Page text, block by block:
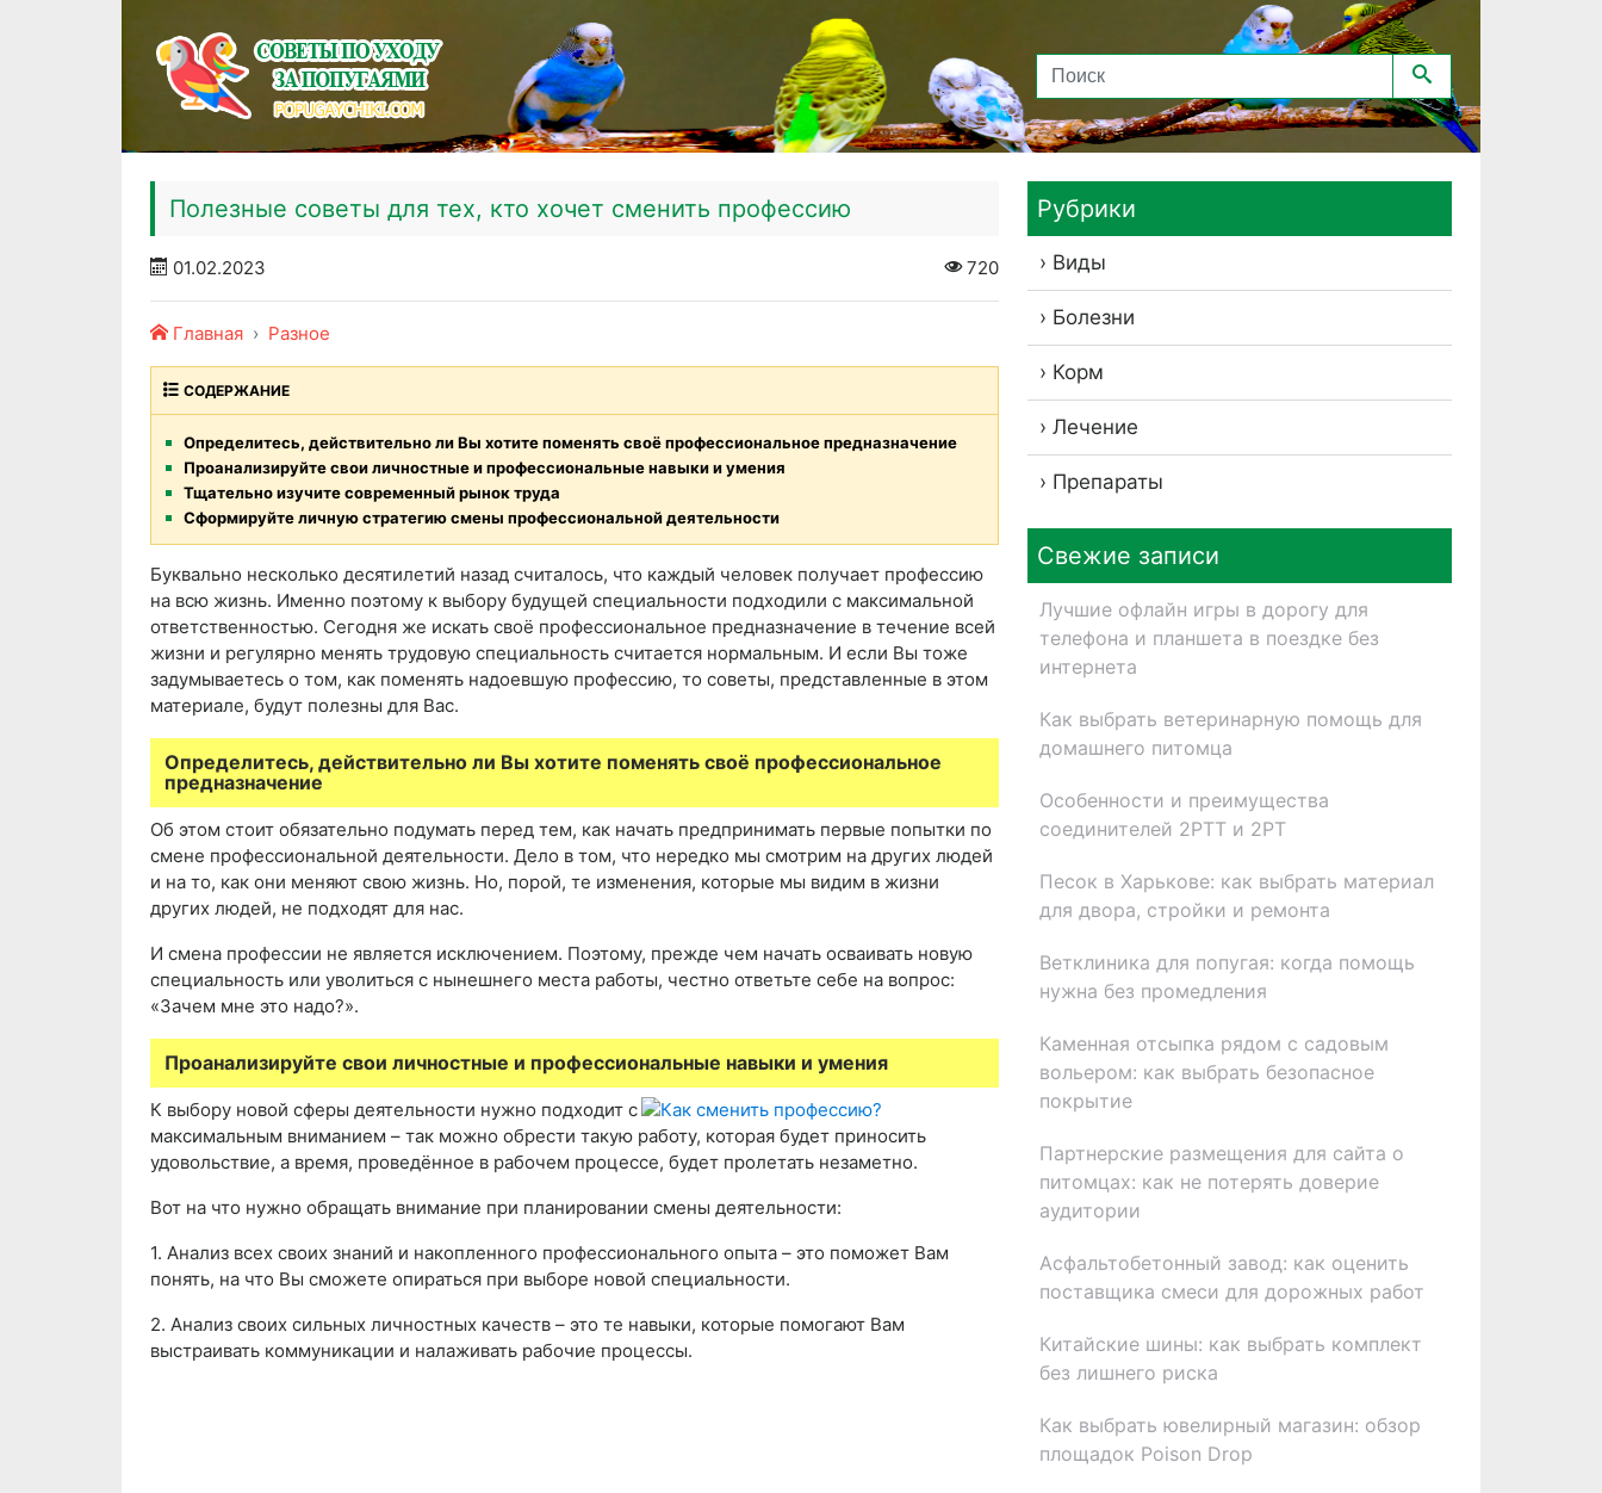
Полезные советы для тех, кто хочет сменить профессию
01.02.2023 720
Главная Разное
СОДЕРЖАНИЕ
Определитесь, действительно ли Вы хотите поменять своё профессиональное предназначение
Проанализируйте свои личностные и профессиональные навыки и умения
Тщательно изучите современный рынок труда
Сформируйте личную стратегию смены профессиональной деятельности
Буквально несколько десятилетий назад считалось, что каждый человек получает профессию
на всю жизнь. Именно поэтому к выбору будущей специальности подходили с максимальной
ответственностью. Сегодня же искать своё профессиональное предназначение в течение всей
жизни и регулярно менять трудовую специальность считается нормальным. И если Вы тоже
задумываетесь о том, как поменять надоевшую профессию, то советы, представленные в этом
материале, будут полезны для Вас.
Определитесь, действительно ли Вы хотите поменять своё профессиональное
предназначение
Об этом стоит обязательно подумать перед тем, как начать предпринимать первые попытки по
смене профессиональной деятельности. Дело в том, что нередко мы смотрим на других людей
и на то, как они меняют свою жизнь. Но, порой, те изменения, которые мы видим в жизни
других людей, не подходят для нас.
И смена профессии не является исключением. Поэтому, прежде чем начать осваивать новую
специальность или уволиться с нынешнего места работы, честно ответьте себе на вопрос:
«Зачем мне это надо?».
Проанализируйте свои личностные и профессиональные навыки и умения
К выбору новой сферы деятельности нужно подходит с
максимальным вниманием – так можно обрести такую работу, которая будет приносить
удовольствие, а время, проведённое в рабочем процессе, будет пролетать незаметно.
Вот на что нужно обращать внимание при планировании смены деятельности:
1. Анализ всех своих знаний и накопленного профессионального опыта – это поможет Вам
понять, на что Вы сможете опираться при выборе новой специальности.
2. Анализ своих сильных личностных качеств – это те навыки, которые помогают Вам
выстраивать коммуникации и налаживать рабочие процессы.
Рубрики
Виды
Болезни
Корм
Лечение
Препараты
Свежие записи
Лучшие офлайн игры в дорогу для
телефона и планшета в поездке без
интернета
Как выбрать ветеринарную помощь для
домашнего питомца
Особенности и преимущества
соединителей 2РТТ и 2РТ
Песок в Харькове: как выбрать материал
для двора, стройки и ремонта
Ветклиника для попугая: когда помощь
нужна без промедления
Каменная отсыпка рядом с садовым
вольером: как выбрать безопасное
покрытие
Партнерские размещения для сайта о
питомцах: как не потерять доверие
аудитории
Асфальтобетонный завод: как оценить
поставщика смеси для дорожных работ
Китайские шины: как выбрать комплект
без лишнего риска
Как выбрать ювелирный магазин: обзор
площадок Poison Drop